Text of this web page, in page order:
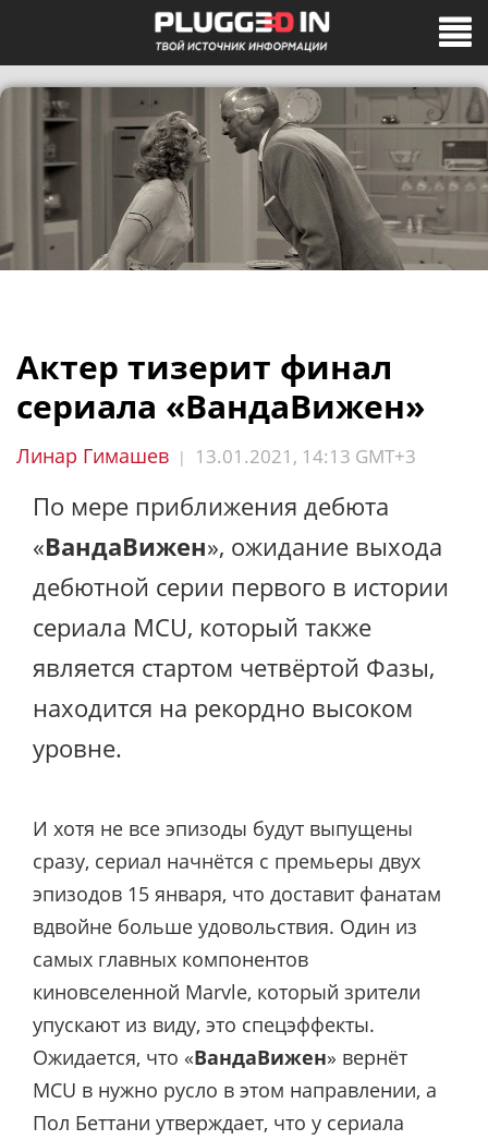
Актер тизерит финал
сериала «ВандаВижен»
Линар Гимашев | 13.01.2021, 14:13 GMT+3
По мере приближения дебюта
«ВандаВижен», ожидание выхода
дебютной серии первого в истории
сериала MCU, который также
является стартом четвёртой Фазы,
находится на рекордно высоком
уровне.
И хотя не все эпизоды будут выпущены
сразу, сериал начнётся с премьеры двух
эпизодов 15 января, что доставит фанатам
вдвойне больше удовольствия. Один из
самых главных компонентов
киновселенной Marvle, который зрители
упускают из виду, это спецэффекты.
Ожидается, что «ВандаВижен» вернёт
MCU в нужно русло в этом направлении, а
Пол Беттани утверждает, что у сериала